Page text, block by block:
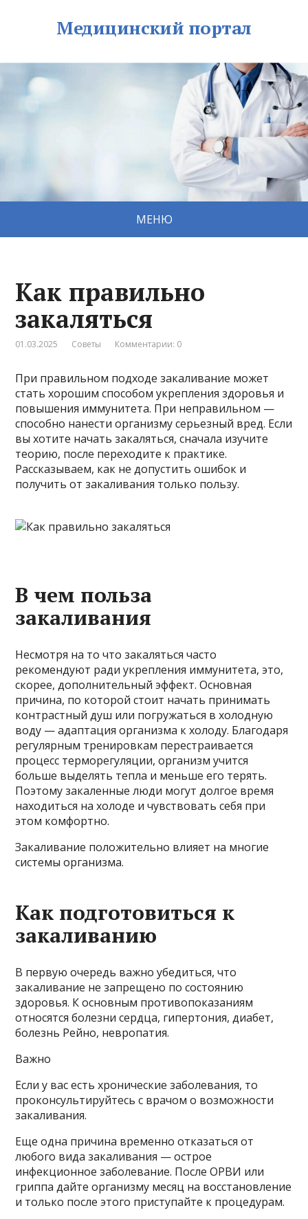
Медицинский портал
МЕНЮ
Как правильно
закаляться
01.03.2025 Советы Комментарии: 0
При правильном подходе закаливание может
стать хорошим способом укрепления здоровья и
повышения иммунитета. При неправильном —
способно нанести организму серьезный вред. Если
вы хотите начать закаляться, сначала изучите
теорию, после переходите к практике.
Рассказываем, как не допустить ошибок и
получить от закаливания только пользу.
В чем польза
закаливания
Несмотря на то что закаляться часто
рекомендуют ради укрепления иммунитета, это,
скорее, дополнительный эффект. Основная
причина, по которой стоит начать принимать
контрастный душ или погружаться в холодную
воду — адаптация организма к холоду. Благодаря
регулярным тренировкам перестраивается
процесс терморегуляции, организм учится
больше выделять тепла и меньше его терять.
Поэтому закаленные люди могут долгое время
находиться на холоде и чувствовать себя при
этом комфортно.
Закаливание положительно влияет на многие
системы организма.
Как подготовиться к
закаливанию
В первую очередь важно убедиться, что
закаливание не запрещено по состоянию
здоровья. К основным противопоказаниям
относятся болезни сердца, гипертония, диабет,
болезнь Рейно, невропатия.
Важно
Если у вас есть хронические заболевания, то
проконсультируйтесь с врачом о возможности
закаливания.
Еще одна причина временно отказаться от
любого вида закаливания — острое
инфекционное заболевание. После ОРВИ или
гриппа дайте организму месяц на восстановление
и только после этого приступайте к процедурам.